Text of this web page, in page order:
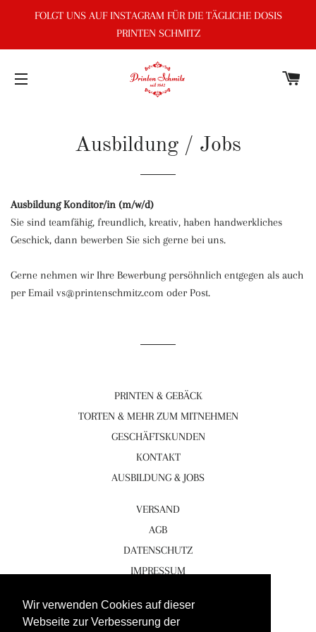
Wir verwenden Cookies auf dieser
Webseite zur Verbesserung der
FOLGT UNS AUF INSTAGRAM FÜR DIE TÄGLICHE DOSIS
PRINTEN SCHMITZ
Ausbildung / Jobs
Ausbildung Konditor/in (m/w/d)
Sie sind teamfähig, freundlich, kreativ, haben handwerkliches
Geschick, dann bewerben Sie sich gerne bei uns.
Gerne nehmen wir Ihre Bewerbung persöhnlich entgegen als auch
per Email vs@printenschmitz.com oder Post.
PRINTEN & GEBÄCK
TORTEN & MEHR ZUM MITNEHMEN
GESCHÄFTSKUNDEN
KONTAKT
AUSBILDUNG & JOBS
VERSAND
AGB
DATENSCHUTZ
IMPRESSUM
Facebook
Instagram